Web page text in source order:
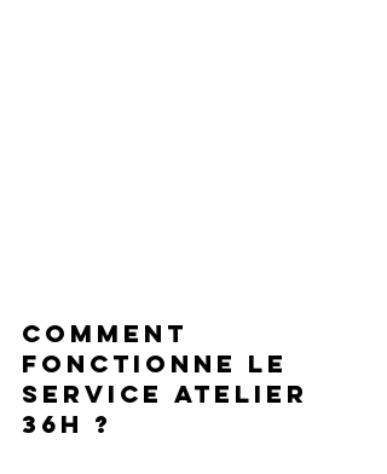
Comment
fonctionne le
service Atelier
36h ?